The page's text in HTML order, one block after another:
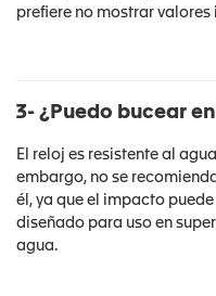
prefiere no mostrar
3- ¿Puedo bucear
El reloj es resistente al
embargo, no se
él, ya que el impacto
diseñado para uso en
agua.